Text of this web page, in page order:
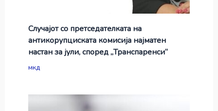
Случајот со претседателката на
антикорупциската комисија најматен
настан за јули, според „Транспаренси“
мкд